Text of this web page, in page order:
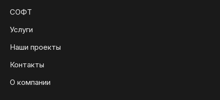
СОФТ
Услуги
Наши проекты
Контакты
О компании